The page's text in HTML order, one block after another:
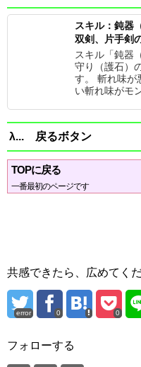
スキル：鈍器
双剣、片手剣
スキル「鈍器
守り（護石）
す。 斬れ味が
い斬れ味がモ
λ... 戻るボタン
TOPに戻る
一番最初のページです
共感できたら、広めてく
error 0 0
フォローする